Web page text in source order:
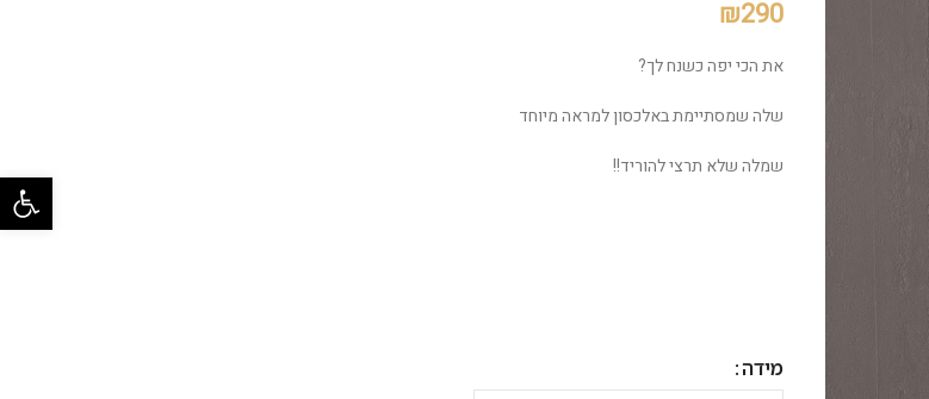
₪290
את הכי יפה כשנח לך?
שלה שמסתיימת באלכסון למראה מיוחד
שמלה שלא תרצי להוריד!!
מידה
פתח